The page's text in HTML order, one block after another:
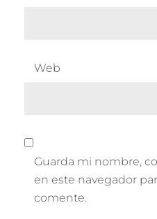
Web
Guarda mi nombre,
en este navegador
comente.